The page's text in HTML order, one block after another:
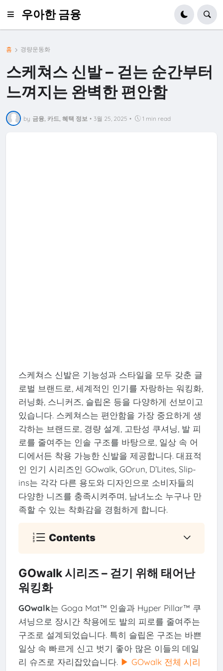
우아한 금융
홈 경량운동화
스케쳐스 신발 – 걷는 순간부터
느껴지는 완벽한 편안함
by 금융, 카드, 혜택 정보 • 3월 25, 2025 • 1 min read
스케쳐스 신발은 기능성과 스타일을 모두 갖춘 글
로벌 브랜드로, 세계적인 인기를 자랑하는 워킹화,
러닝화, 스니커즈, 슬립온 등을 다양하게 선보이고
있습니다. 스케쳐스는 편안함을 가장 중요하게 생
각하는 브랜드로, 경량 설계, 고탄성 쿠셔닝, 발 피
로를 줄여주는 인솔 구조를 바탕으로, 일상 속 어
디에서든 착용 가능한 신발을 제공합니다. 대표적
인 인기 시리즈인 GOwalk, GOrun, D’Lites, Slip-
ins는 각각 다른 용도와 디자인으로 소비자들의
다양한 니즈를 충족시켜주며, 남녀노소 누구나 만
족할 수 있는 착화감을 경험하게 합니다.
Contents
GOwalk 시리즈 – 걷기 위해 태어난
워킹화
GOwalk는 Goga Mat™ 인솔과 Hyper Pillar™ 쿠
셔닝으로 장시간 착용에도 발의 피로를 줄여주는
구조로 설계되었습니다. 특히 슬립온 구조는 바쁜
일상 속 빠르게 신고 벗기 좋아 많은 이들의 데일
리 슈즈로 자리잡았습니다. ▶ GOwalk 전체 시리